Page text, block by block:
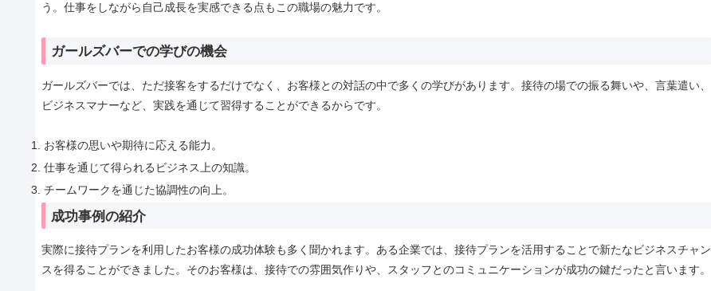
う。仕事をしながら自己成長を実感できる点もこの職場の魅力です。
ガールズバーでの学びの機会
ガールズバーでは、ただ接客をするだけでなく、お客様との対話の中で多くの学びがあります。接待の場での振る舞いや、言葉遣い、
ビジネスマナーなど、実践を通じて習得することができるからです。
お客様の思いや期待に応える能力。
仕事を通じて得られるビジネス上の知識。
チームワークを通じた協調性の向上。
成功事例の紹介
実際に接待プランを利用したお客様の成功体験も多く聞かれます。ある企業では、接待プランを活用することで新たなビジネスチャン
スを得ることができました。そのお客様は、接待での雰囲気作りや、スタッフとのコミュニケーションが成功の鍵だったと言います。